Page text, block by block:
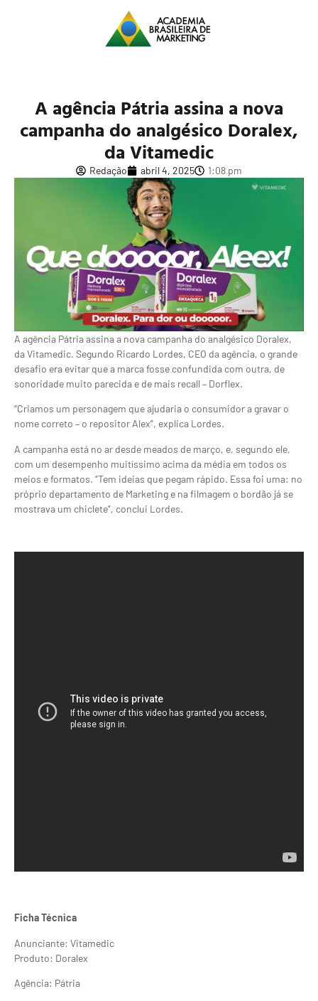
A agência Pátria assina a nova
campanha do analgésico Doralex,
da Vitamedic
Redação abril 4, 2025 1:08 pm
A agência Pátria assina a nova campanha do analgésico Doralex,
da Vitamedic. Segundo Ricardo Lordes, CEO da agência, o grande
desafio era evitar que a marca fosse confundida com outra, de
sonoridade muito parecida e de mais recall – Dorflex.
“Criamos um personagem que ajudaria o consumidor a gravar o
nome correto – o repositor Alex”, explica Lordes.
A campanha está no ar desde meados de março, e, segundo ele,
com um desempenho muitíssimo acima da média em todos os
meios e formatos. “Tem ideias que pegam rápido. Essa foi uma: no
próprio departamento de Marketing e na filmagem o bordão já se
mostrava um chiclete”, conclui Lordes.
Ficha Técnica
Anunciante: Vitamedic
Produto: Doralex
Agência: Pátria